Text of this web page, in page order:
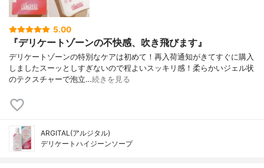
5.00
『デリケートゾーンの不快感、吹き飛びます』
デリケートゾーンの特別なケアは初めて！ 再入荷通知がきてすぐに購入
しました スーッとしすぎないので程よいスッキリ感！ 柔らかいジェル状
のテクスチャーで泡立…続きを見る
ARGITAL(アルジタル)
デリケートハイジーンソープ